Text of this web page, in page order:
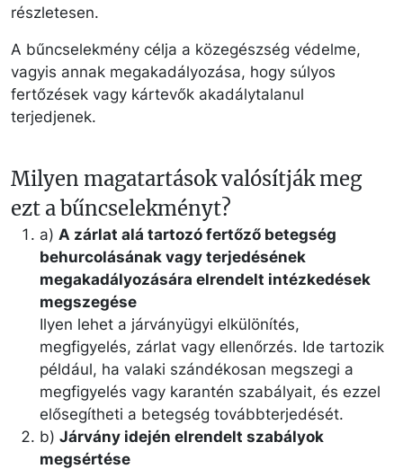
részletesen.
A bűncselekmény célja a közegészség védelme,
vagyis annak megakadályozása, hogy súlyos
fertőzések vagy kártevők akadálytalanul
terjedjenek.
Milyen magatartások valósítják meg
ezt a bűncselekményt?
a) A zárlat alá tartozó fertőző betegség
behurcolásának vagy terjedésének
megakadályozására elrendelt intézkedések
megszegése
Ilyen lehet a járványügyi elkülönítés,
megfigyelés, zárlat vagy ellenőrzés. Ide tartozik
például, ha valaki szándékosan megszegi a
megfigyelés vagy karantén szabályait, és ezzel
elősegítheti a betegség továbbterjedését.
b) Járvány idején elrendelt szabályok
megsértése